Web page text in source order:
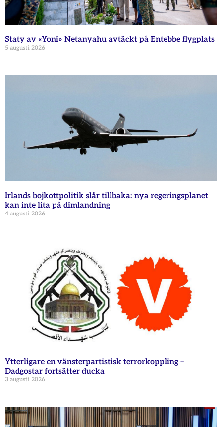
Staty av «Yoni» Netanyahu avtäckt på Entebbe flygplats
5 augusti 2026
Irlands bojkottpolitik slår tillbaka: nya regeringsplanet
kan inte lita på dimlandning
4 augusti 2026
Ytterligare en vänsterpartistisk terrorkoppling –
Dadgostar fortsätter ducka
3 augusti 2026